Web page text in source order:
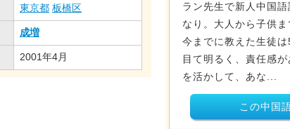
東京都 板橋区
成増
2001年4月
ラン先生で新人中国
なり。大人から子供
今までに教えた生徒
目て明るく、責任感
を活かして、あな...
この中国